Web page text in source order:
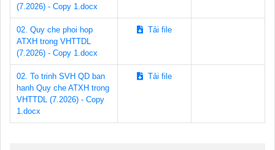
(7.2026) - Copy 1.docx
02. Quy che phoi hop
ATXH trong VHTTDL
(7.2026) - Copy 1.docx
Tải file
02. To trinh SVH QD ban
hanh Quy che ATXH trong
VHTTDL (7.2026) - Copy
1.docx
Tải file